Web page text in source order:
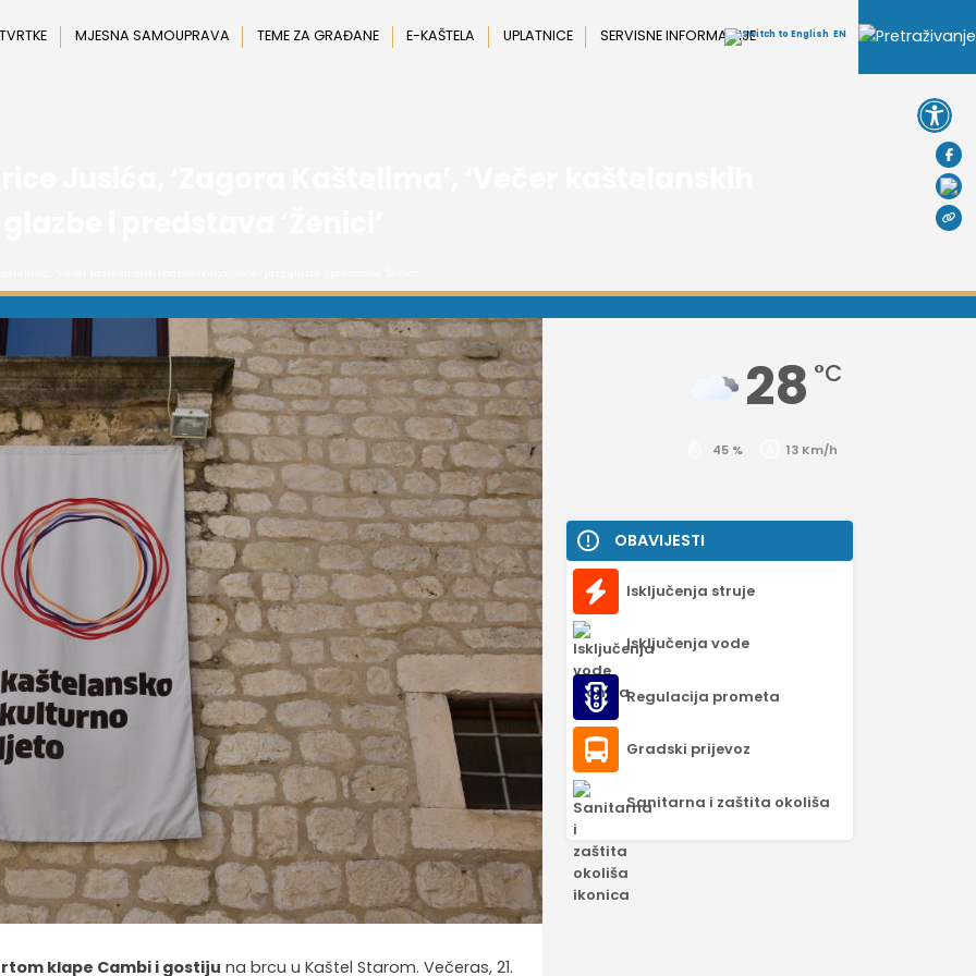
MJESNA SAMOUPRAVA TEME ZA GRAĐANE E-KAŠTELA UPLATNICE SERVISNE INFORMACIJE EN
klape Cambi i gostiju na brcu u Kaštel Starom. Večeras, 21.
28 °C
45 % 13 Km/h
OBAVIJESTI
Isključenja struje
Isključenja vode
Regulacija prometa
Gradski prijevoz
Sanitarna i zaštita okoliša